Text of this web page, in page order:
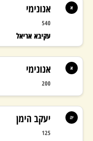
יעד בונוס: 330,000
אנונימי
540
עקיבא אריאל
א
אנונימי
200
א
יעקב הימן
125
יה